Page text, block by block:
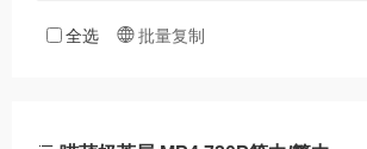
全选 批量复制